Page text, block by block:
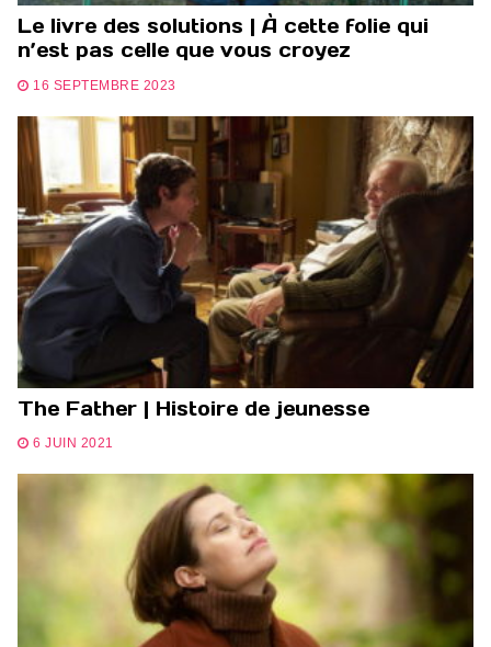
Le livre des solutions | À cette folie qui
n’est pas celle que vous croyez
16 SEPTEMBRE 2023
The Father | Histoire de jeunesse
6 JUIN 2021